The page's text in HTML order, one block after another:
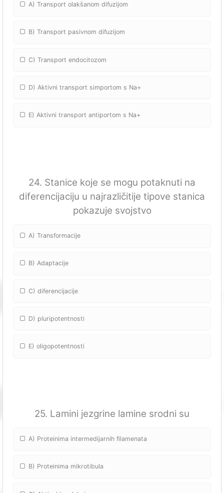
A) Transport olakšanom difuzijom
B) Transport pasivnom difuzijom
C) Transport endocitozom
D) Aktivni transport simportom s Na+
E) Aktivni transport antiportom s Na+
24. Stanice koje se mogu potaknuti na
diferencijaciju u najrazličitije tipove stanica
pokazuje svojstvo
A) Transformacije
B) Adaptacije
C) diferencijacije
D) pluripotentnosti
E) oligopotentnosti
25. Lamini jezgrine lamine srodni su
A) Proteinima intermedijarnih filamenata
B) Proteinima mikrotibula